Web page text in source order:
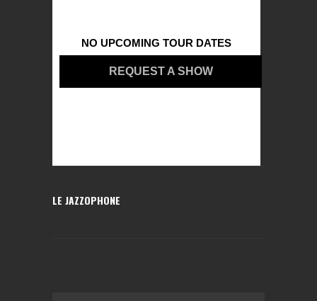
NO UPCOMING TOUR DATES
REQUEST A SHOW
LE JAZZOPHONE